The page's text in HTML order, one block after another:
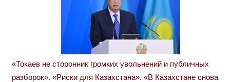
«Токаев не сторонник громких увольнений и публичных
разборок». «Риски для Казахстана». «В Казахстане снова